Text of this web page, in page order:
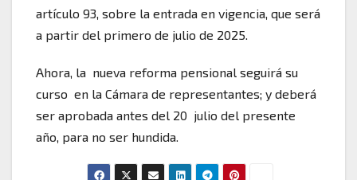
artículo 93, sobre la entrada en vigencia, que será
a partir del primero de julio de 2025.
Ahora, la nueva reforma pensional seguirá su
curso en la Cámara de representantes; y deberá
ser aprobada antes del 20 julio del presente
año, para no ser hundida.